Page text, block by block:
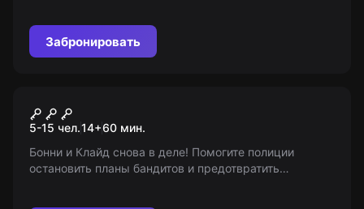
Забронировать
Ограбление века
5-15 чел.14+60 мин.
Бонни и Клайд снова в деле! Помогите полиции
остановить планы бандитов и предотвратить